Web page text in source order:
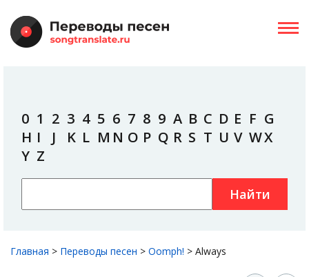
0 1 2 3 4 5 6 7 8 9 A B C D E F G
H I J K L M N O P Q R S T U V WX
Y Z
Найти
Главная > Переводы песен > Oomph! > Always